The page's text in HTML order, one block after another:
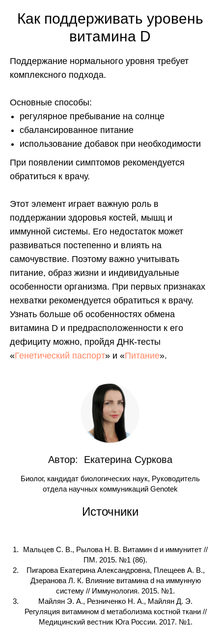
Как поддерживать уровень
витамина D
Поддержание нормального уровня требует
комплексного подхода.
Основные способы:
регулярное пребывание на солнце
сбалансированное питание
использование добавок при необходимости
При появлении симптомов рекомендуется
обратиться к врачу.
Этот элемент играет важную роль в
поддержании здоровья костей, мышц и
иммунной системы. Его недостаток может
развиваться постепенно и влиять на
самочувствие. Поэтому важно учитывать
питание, образ жизни и индивидуальные
особенности организма. При первых признаках
нехватки рекомендуется обратиться к врачу.
Узнать больше об особенностях обмена
витамина D и предрасположенности к его
дефициту можно, пройдя ДНК-тесты
«Генетический паспорт» и «Питание».
Автор: Екатерина Суркова
Биолог, кандидат биологических наук, Руководитель
отдела научных коммуникаций Genotek
Источники
Мальцев С. В., Рылова Н. В. Витамин d и иммунитет //
ПМ. 2015. №1 (86).
Пигарова Екатерина Александровна, Плещеев А. В.,
Дзеранова Л. К. Влияние витамина d на иммунную
систему // Иммунология. 2015. №1.
Майлян Э. А., Резниченко Н. А., Майлян Д. Э.
Регуляция витамином d метаболизма костной ткани //
Медицинский вестник Юга России. 2017. №1.